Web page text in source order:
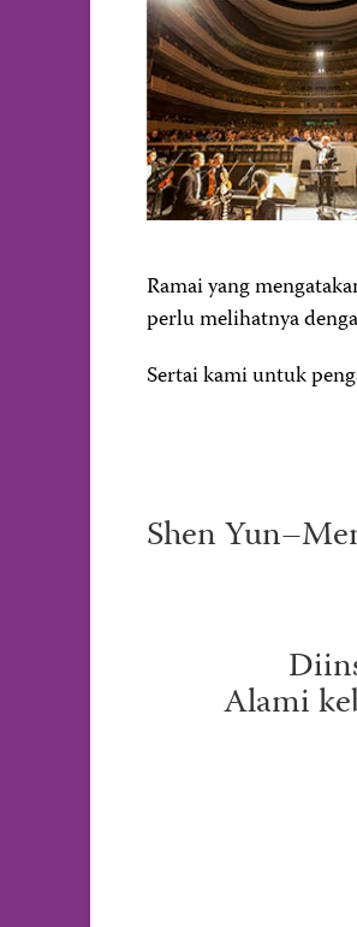
Ramai yang
perlu melihatnya
Sertai kami untuk
Shen
Alami